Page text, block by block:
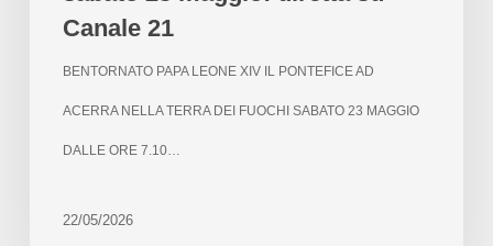
Canale 21
BENTORNATO PAPA LEONE XIV IL PONTEFICE AD
ACERRA NELLA TERRA DEI FUOCHI SABATO 23 MAGGIO
DALLE ORE 7.10…
22/05/2026